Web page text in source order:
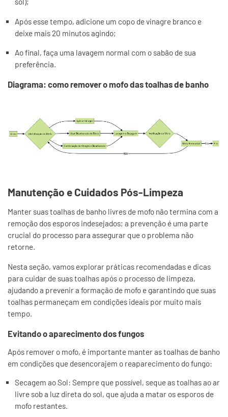
Após esse tempo, adicione um copo de vinagre branco e
deixe mais 20 minutos agindo;
Ao final, faça uma lavagem normal com o sabão de sua
preferência.
Diagrama: como remover o mofo das toalhas de banho
Manutenção e Cuidados Pós-Limpeza
Manter suas toalhas de banho livres de mofo não termina com a
remoção dos esporos indesejados; a prevenção é uma parte
crucial do processo para assegurar que o problema não
retorne.
Nesta seção, vamos explorar práticas recomendadas e dicas
para cuidar de suas toalhas após o processo de limpeza,
ajudando a prevenir a formação de mofo e garantindo que suas
toalhas permaneçam em condições ideais por muito mais
tempo.
Evitando o aparecimento dos fungos
Após remover o mofo, é importante manter as toalhas de banho
em condições que desencorajem o reaparecimento do fungo:
Secagem ao Sol: Sempre que possível, seque as toalhas ao ar
livre sob a luz direta do sol, que ajuda a matar os esporos de
mofo restantes.